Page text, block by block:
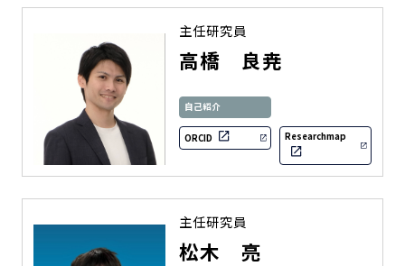
主任研究員
高橋 良尭
自己紹介
ORCID Researchmap
主任研究員
松木 亮